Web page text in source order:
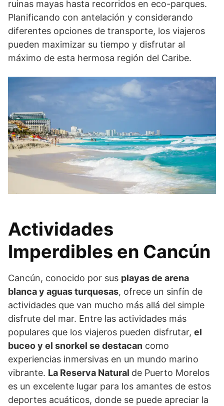
ruinas mayas hasta recorridos en eco-parques.
Planificando con antelación y considerando
diferentes opciones de transporte, los viajeros
pueden maximizar su tiempo y disfrutar al
máximo de esta hermosa región del Caribe.
Actividades
Imperdibles en Cancún
Cancún, conocido por sus playas de arena
blanca y aguas turquesas, ofrece un sinfín de
actividades que van mucho más allá del simple
disfrute del mar. Entre las actividades más
populares que los viajeros pueden disfrutar, el
buceo y el snorkel se destacan como
experiencias inmersivas en un mundo marino
vibrante. La Reserva Natural de Puerto Morelos
es un excelente lugar para los amantes de estos
deportes acuáticos, donde se puede apreciar la